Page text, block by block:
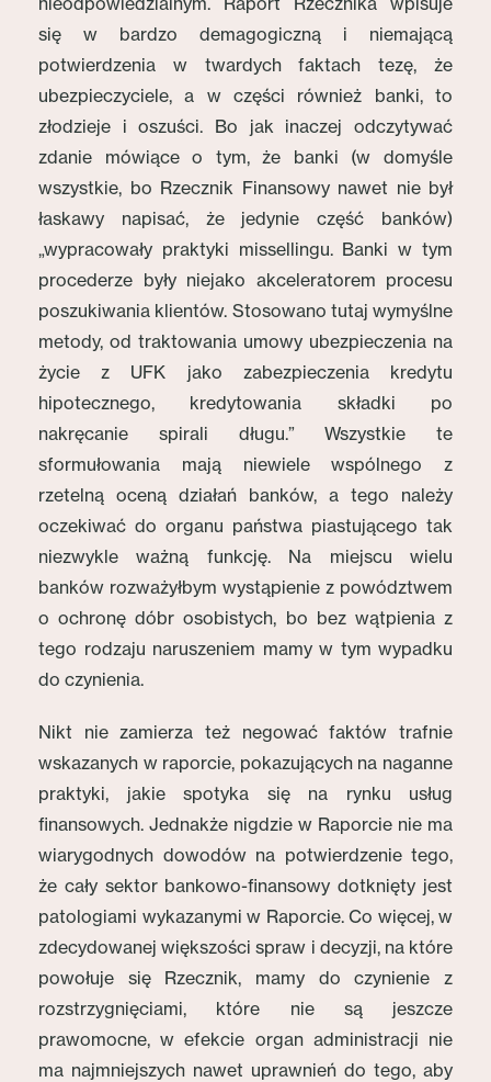
się w bardzo demagogiczną i niemającą
potwierdzenia w twardych faktach tezę, że
ubezpieczyciele, a w części również banki, to
złodzieje i oszuści. Bo jak inaczej odczytywać
zdanie mówiące o tym, że banki (w domyśle
wszystkie, bo Rzecznik Finansowy nawet nie był
łaskawy napisać, że jedynie część banków)
„wypracowały praktyki missellingu. Banki w tym
procederze były niejako akceleratorem procesu
poszukiwania klientów. Stosowano tutaj wymyślne
metody, od traktowania umowy ubezpieczenia na
życie z UFK jako zabezpieczenia kredytu
hipotecznego, kredytowania składki po
nakręcanie spirali długu.” Wszystkie te
sformułowania mają niewiele wspólnego z
rzetelną oceną działań banków, a tego należy
oczekiwać do organu państwa piastującego tak
niezwykle ważną funkcję. Na miejscu wielu
banków rozważyłbym wystąpienie z powództwem
o ochronę dóbr osobistych, bo bez wątpienia z
tego rodzaju naruszeniem mamy w tym wypadku
do czynienia.
Nikt nie zamierza też negować faktów trafnie
wskazanych w raporcie, pokazujących na naganne
praktyki, jakie spotyka się na rynku usług
finansowych. Jednakże nigdzie w Raporcie nie ma
wiarygodnych dowodów na potwierdzenie tego,
że cały sektor bankowo-finansowy dotknięty jest
patologiami wykazanymi w Raporcie. Co więcej, w
zdecydowanej większości spraw i decyzji, na które
powołuje się Rzecznik, mamy do czynienie z
rozstrzygnięciami, które nie są jeszcze
prawomocne, w efekcie organ administracji nie
ma najmniejszych nawet uprawnień do tego, aby